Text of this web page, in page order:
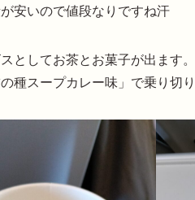
安いので値段なりですね汗
としてお茶とお菓子が出ます
種スープカレー味」で乗り切